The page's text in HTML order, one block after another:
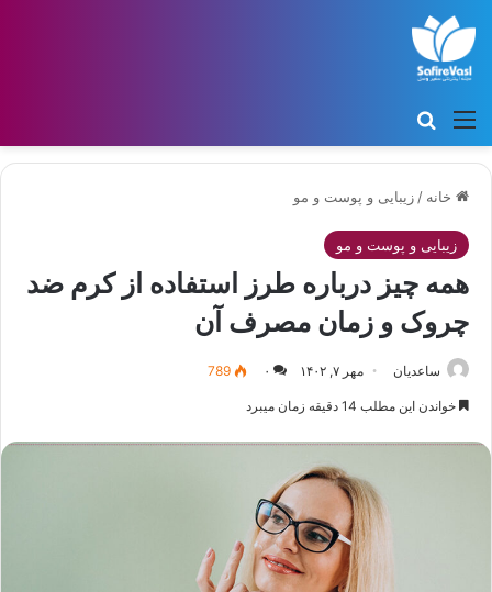
منو
خانه / زیبایی و پوست و مو
زیبایی و پوست و مو
همه چیز درباره طرز استفاده از کرم ضد
چروک و زمان مصرف آن
ساعدیان مهر ۷, ۱۴۰۲ ۰ 789
خواندن این مطلب 14 دقیقه زمان میبرد